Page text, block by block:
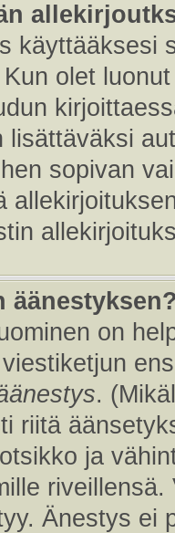
käyttääksesi
olet
lisättäväksi
sopivan
on
.
riitä
ja
Änestys ei